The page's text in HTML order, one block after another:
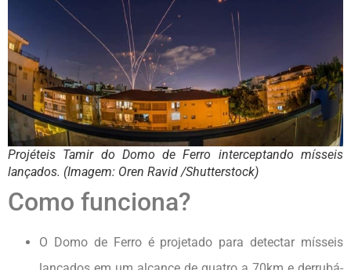
Projéteis Tamir do Domo de Ferro interceptando mísseis
lançados. (Imagem: Oren Ravid /Shutterstock)
Como funciona?
O Domo de Ferro é projetado para detectar mísseis